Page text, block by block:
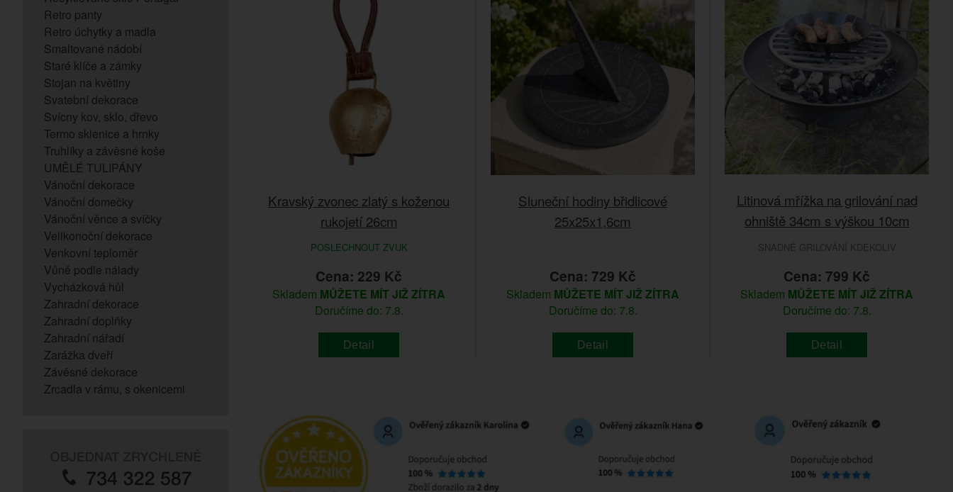
Retro panty
Retro úchytky a madla
Smaltované nádobí
Staré klíče a zámky
Stojan na květiny
Svatební dekorace
Svícny kov, sklo, dřevo
Termo sklenice a hrnky
Truhlíky a závěsné koše
UMĚLÉ TULIPÁNY
Vánoční dekorace
Vánoční domečky
Vánoční věnce a svíčky
Velikonoční dekorace
Venkovní teploměr
Vůně podle nálady
Vycházková hůl
Zahradní dekorace
Zahradní doplňky
Zahradní nářadí
Zarážka dveří
Závěsné dekorace
Zrcadla v rámu, s okenicemi
Kravský zvonec zlatý s koženou
rukojetí 26cm
POSLECHNOUT ZVUK
Cena: 229 Kč
Skladem MŮŽETE MÍT JIŽ ZÍTRA
Doručíme do: 7.8.
Detail
Sluneční hodiny břidlicové
25x25x1,6cm
Cena: 729 Kč
Skladem MŮŽETE MÍT JIŽ ZÍTRA
Doručíme do: 7.8.
Detail
Litinová mřížka na grilování nad
ohniště 34cm s výškou 10cm
SNADNÉ GRILOVÁNÍ KDEKOLIV
Cena: 799 Kč
Skladem MŮŽETE MÍT JIŽ ZÍTRA
Doručíme do: 7.8.
Detail